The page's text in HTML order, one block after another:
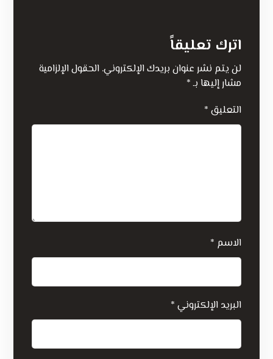
اترك تعليقاً
لن يتم نشر عنوان بريدك الإلكتروني. الحقول الإلزامية
مشار إليها بـ*
التعليق *
الاسم *
البريد الإلكتروني *